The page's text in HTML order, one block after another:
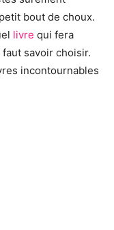
bout de choux.
livre qui fera
savoir choisir.
incontournables